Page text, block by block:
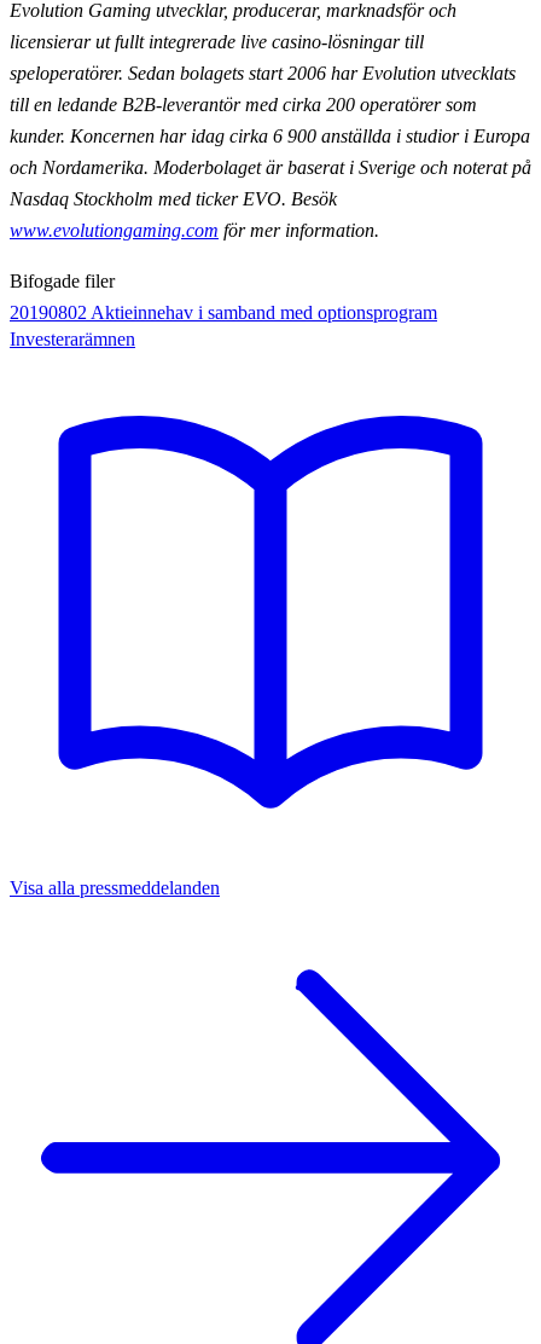
Evolution Gaming utvecklar, producerar, marknadsför och
licensierar ut fullt integrerade live casino-lösningar till
speloperatörer. Sedan bolagets start 2006 har Evolution utvecklats
till en ledande B2B-leverantör med cirka 200 operatörer som
kunder. Koncernen har idag cirka 6 900 anställda i studior i Europa
och Nordamerika. Moderbolaget är baserat i Sverige och noterat på
Nasdaq Stockholm med ticker EVO. Besök
www.evolutiongaming.com för mer information.
Bifogade filer
20190802 Aktieinnehav i samband med optionsprogram
Investerarämnen
Visa alla pressmeddelanden